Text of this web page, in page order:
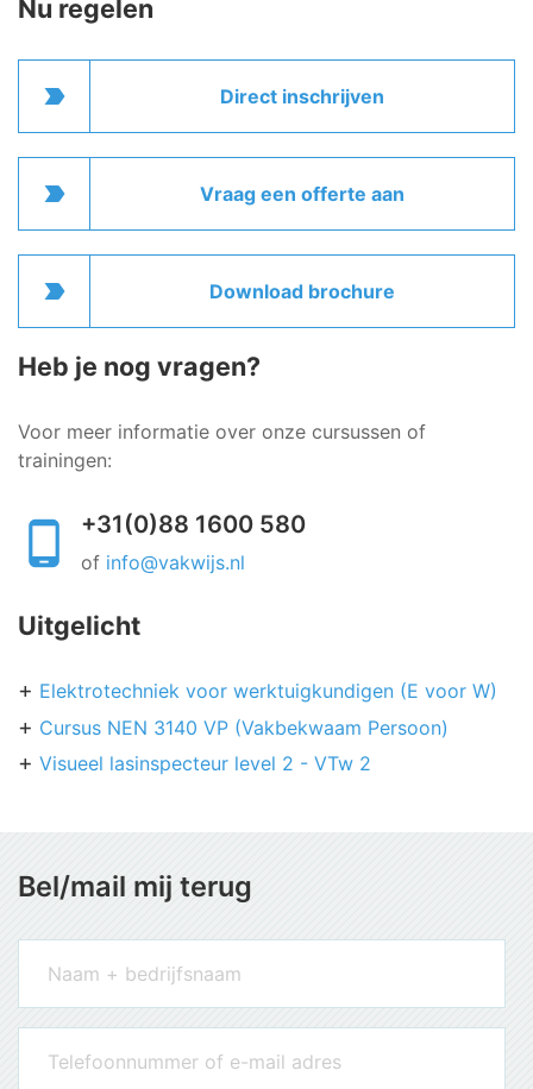
Nu regelen
label_important Direct inschrijven
label_important Vraag een offerte aan
label_important Download brochure
Heb je nog vragen?
Voor meer informatie over onze cursussen of
trainingen:
+31(0)88 1600 580
of info@vakwijs.nl
Uitgelicht
Elektrotechniek voor werktuigkundigen (E voor W)
Cursus NEN 3140 VP (Vakbekwaam Persoon)
Visueel lasinspecteur level 2 - VTw 2
Bel/mail mij terug